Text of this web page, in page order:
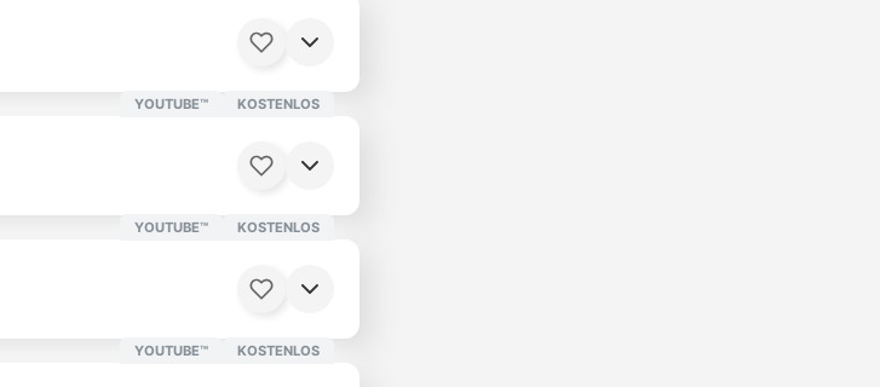
YOUTUBE™ KOSTENLOS
YOUTUBE™ KOSTENLOS
YOUTUBE™ KOSTENLOS